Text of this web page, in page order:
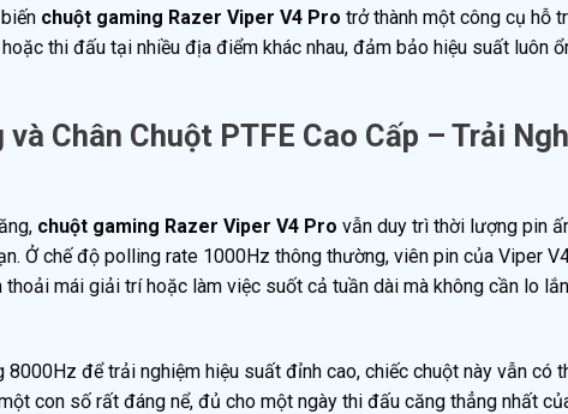
chuột gaming Razer Viper V4 Pro trở thành một công cụ hỗ
thi đấu tại nhiều địa điểm khác nhau, đảm bảo hiệu suất luôn
Chân Chuột PTFE Cao Cấp – Trải
chuột gaming Razer Viper V4 Pro vẫn duy trì thời lượng pin
Ở chế độ polling rate 1000Hz thông thường, viên pin của Viper
mái giải trí hoặc làm việc suốt cả tuần dài mà không cần lo
để trải nghiệm hiệu suất đỉnh cao, chiếc chuột này vẫn có
con số rất đáng nể, đủ cho một ngày thi đấu căng thẳng nhất